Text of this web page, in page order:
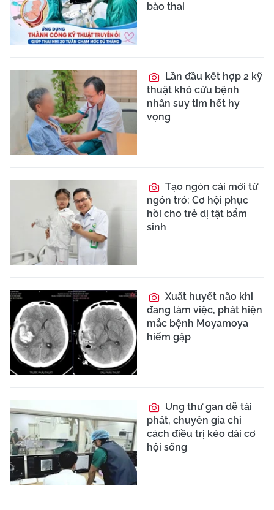
bào thai
Lần đầu kết hợp 2 kỹ
thuật khó cứu bệnh
nhân suy tim hết hy
vọng
Tạo ngón cái mới từ
ngón trỏ: Cơ hội phục
hồi cho trẻ dị tật bẩm
sinh
Xuất huyết não khi
đang làm việc, phát hiện
mắc bệnh Moyamoya
hiếm gặp
Ung thư gan dễ tái
phát, chuyên gia chỉ
cách điều trị kéo dài cơ
hội sống